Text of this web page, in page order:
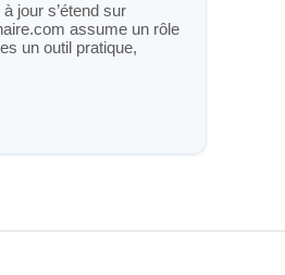
jour s’étend sur
assume un rôle
un outil pratique,